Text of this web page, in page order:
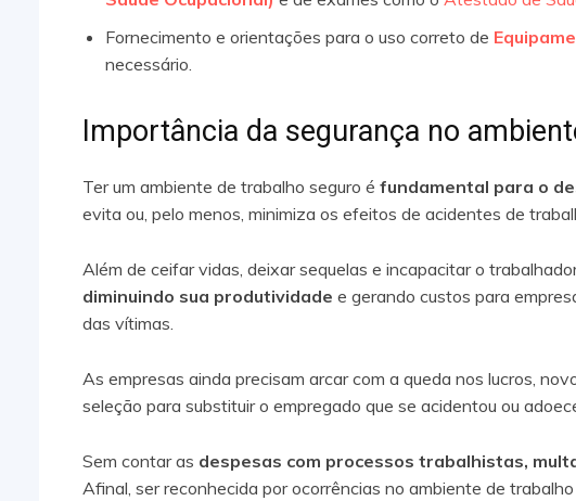
Fornecimento e orientações para o uso correto de
necessário.
Importância da segurança no
Ter um ambiente de trabalho seguro é fundamental para o
evita ou, pelo menos, minimiza os efeitos de acidentes de
Além de ceifar vidas, deixar sequelas e incapacitar o
diminuindo sua produtividade e gerando custos para
das vítimas.
As empresas ainda precisam arcar com a queda nos lucros,
seleção para substituir o empregado que se acidentou ou
Sem contar as despesas com processos trabalhistas,
Afinal, ser reconhecida por ocorrências no ambiente de